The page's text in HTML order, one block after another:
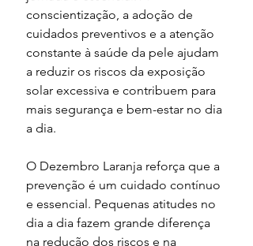
conscientização, a adoção de
cuidados preventivos e a atenção
constante à saúde da pele ajudam
a reduzir os riscos da exposição
solar excessiva e contribuem para
mais segurança e bem-estar no dia
a dia.
O Dezembro Laranja reforça que a
prevenção é um cuidado contínuo
e essencial. Pequenas atitudes no
dia a dia fazem grande diferença
na redução dos riscos e na